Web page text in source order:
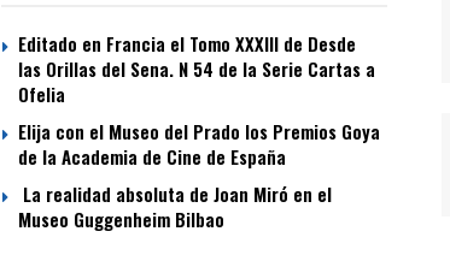
Editado en Francia el Tomo XXXIII de Desde
las Orillas del Sena. N 54 de la Serie Cartas a
Ofelia
Elija con el Museo del Prado los Premios Goya
de la Academia de Cine de España
La realidad absoluta de Joan Miró en el
Museo Guggenheim Bilbao